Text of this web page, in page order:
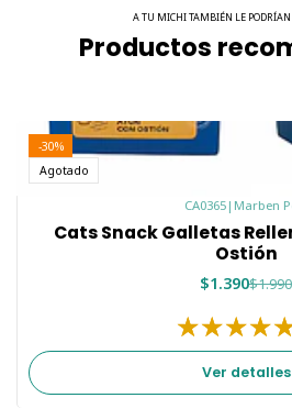
A TU MICHI TAMBIÉN LE PODRÍAN
Productos
-30%
Agotado
CA0365 | Marben
Cats Snack Galletas
Ostión
$1.390$1.990
Ver detalles